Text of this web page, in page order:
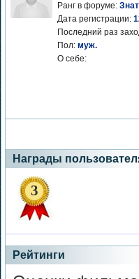
Ранг в форуме:
Дата регистрации:
Последний раз
Пол: муж.
О себе:
Награды
3
Рейтинги